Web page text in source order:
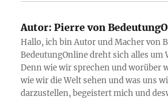
Autor: Pierre von
Hallo, ich bin Autor und Macher von
BedeutungOnline dreht sich alles um
Denn wie wir sprechen und worüber
wie wir die Welt sehen und was uns
darzustellen, begeistert mich und